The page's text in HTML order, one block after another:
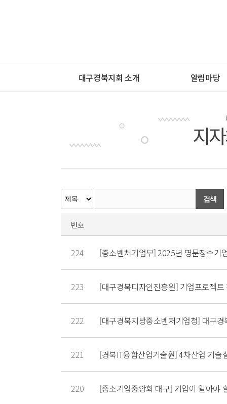
대구경북지회 소개 알림마당
지
검색
번호
224 [중소벤처기업부] 2025년 명문장수기
223 [대구경북디자인진흥원] 기업프로젝
222 [대구경북지방중소벤처기업청] 대구
221 [경북IT융합산업기술원] 4차산업 기술
220 [중소기업중앙회 대구] 기업이 알아야